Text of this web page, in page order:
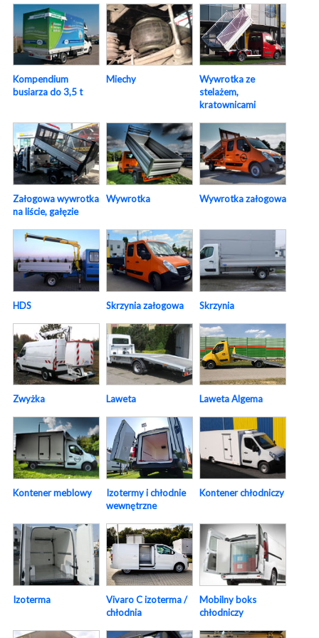
Kompendium
busiarza do 3,5 t
Miechy
Wywrotka ze
stelażem,
kratownicami
Załogowa wywrotka
na liście, gałęzie
Wywrotka Wywrotka załogowa
HDS Skrzynia załogowa Skrzynia
Zwyżka Laweta Laweta Algema
Kontener meblowy
Izotermy i chłodnie
wewnętrzne
Kontener chłodniczy
Izoterma
Vivaro C izoterma /
chłodnia
Mobilny boks
chłodniczy